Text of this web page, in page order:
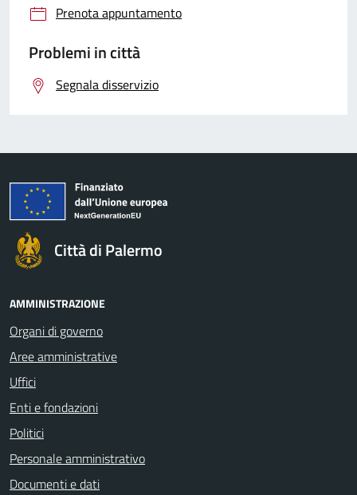
Prenota appuntamento
Problemi in città
Segnala disservizio
Città di Palermo
AMMINISTRAZIONE
Organi di governo
Aree amministrative
Uffici
Enti e fondazioni
Politici
Personale amministrativo
Documenti e dati